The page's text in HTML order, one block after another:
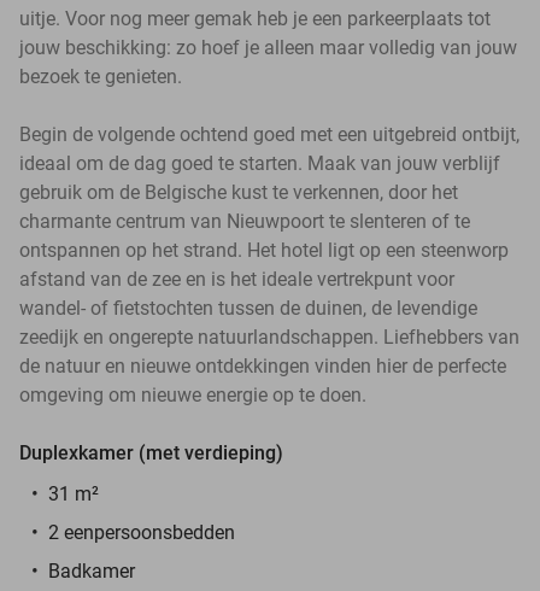
uitje. Voor nog meer gemak heb je een parkeerplaats tot
jouw beschikking: zo hoef je alleen maar volledig van jouw
bezoek te genieten.
Begin de volgende ochtend goed met een uitgebreid ontbijt,
ideaal om de dag goed te starten. Maak van jouw verblijf
gebruik om de Belgische kust te verkennen, door het
charmante centrum van Nieuwpoort te slenteren of te
ontspannen op het strand. Het hotel ligt op een steenworp
afstand van de zee en is het ideale vertrekpunt voor
wandel- of fietstochten tussen de duinen, de levendige
zeedijk en ongerepte natuurlandschappen. Liefhebbers van
de natuur en nieuwe ontdekkingen vinden hier de perfecte
omgeving om nieuwe energie op te doen.
Duplexkamer (met verdieping)
31 m²
2 eenpersoonsbedden
Badkamer